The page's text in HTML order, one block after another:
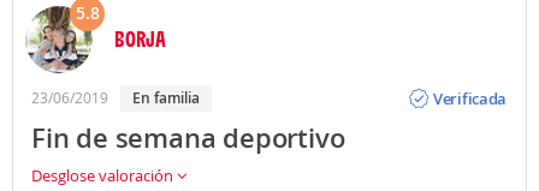
5.8
BORJA
23/06/2019 En familia
Verificada
Fin de semana deportivo
Desglose valoración